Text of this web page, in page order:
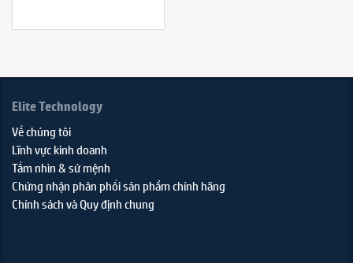
Elite Technology
Về chúng tôi
Lĩnh vực kinh doanh
Tầm nhìn & sứ mệnh
Chứng nhận phân phối sản phẩm chính hãng
Chính sách và Quy định chung